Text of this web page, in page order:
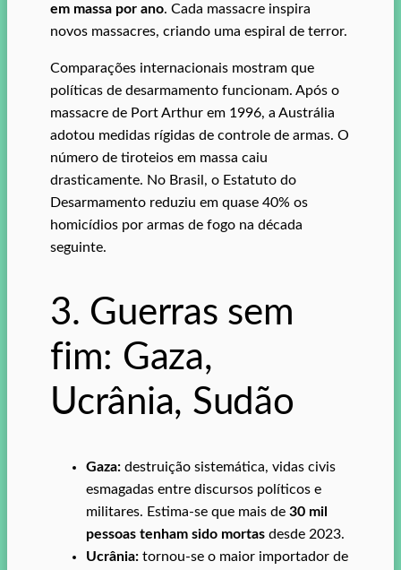
em massa por ano. Cada massacre inspira
novos massacres, criando uma espiral de terror.
Comparações internacionais mostram que
políticas de desarmamento funcionam. Após o
massacre de Port Arthur em 1996, a Austrália
adotou medidas rígidas de controle de armas. O
número de tiroteios em massa caiu
drasticamente. No Brasil, o Estatuto do
Desarmamento reduziu em quase 40% os
homicídios por armas de fogo na década
seguinte.
3. Guerras sem
fim: Gaza,
Ucrânia, Sudão
Gaza: destruição sistemática, vidas civis
esmagadas entre discursos políticos e
militares. Estima-se que mais de 30 mil
pessoas tenham sido mortas desde 2023.
Ucrânia: tornou-se o maior importador de